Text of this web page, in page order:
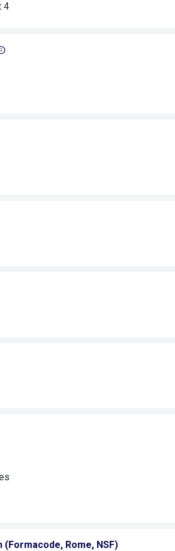
4
Rome, NSF)